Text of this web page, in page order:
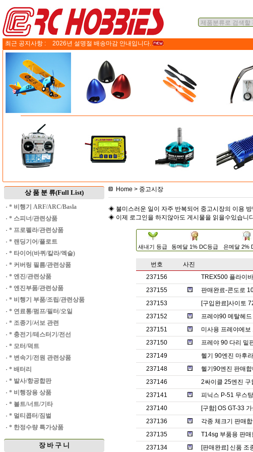
최근 공지사항 : 2026년 설명절 배송마감 안내입니다.
상 품 분 류(Full List)
· * 비행기 ARF/ARC/Basla
· * 스피너/관련상품
· * 프로펠라/관련상품
· * 랜딩기어/플로트
· * 타이어(바퀴/칼라/엑슬)
· * 커버링 필름/관련상품
· * 엔진/관련상품
· * 엔진부품/관련상품
· * 비행기 부품/조립/관련상품
· * 연료통/펌프/필터/오일
· * 조종기/서보 관련
· * 충전기/테스터기/전선
· * 모터/덕트
· * 변속기/전원 관련상품
· * 배터리
· * 발사/항공합판
· * 비행장용 상품
· * 볼트/너트/기타
· * 멀티콥터/짐벌
· * 한정수량 특가상품
장 바 구 니
Home > 중고시장
◈ 불미스러운 일이 자주 반복되어 중고시장의 이용
◈ 이제 로그인을 하지않아도 게시물을 읽을수있습니
새내기 등급 동메달 1% DC등급 은메달 2%
번호 사진
237156
TREX500 플라이
237155
판매완료-콘도로
237153
[구입완료]사이토
237152
프레야90 메탈헤
237151
미사용 프레야에보
237150
프레야 90 다리 밑
237149
헬기 90엔진 마후
237148
헬기90엔진 판매
237146
2싸이클 25엔진 구
237141
피닉스 P-51 무스
237140
[구함] OS GT-33
237136
각종 체크기 판매
237135
T14sg 부품용 판매
237134
[판매완료] 신품 조